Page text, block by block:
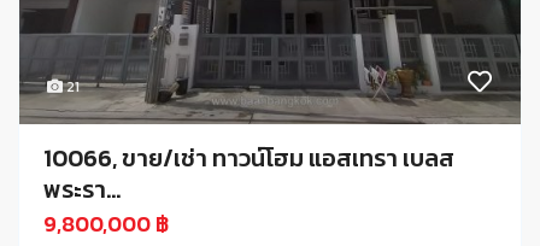
21
10066, ขาย/เช่า ทาวน์โฮม แอสเทรา เบลส
พระรา...
9,800,000 ฿